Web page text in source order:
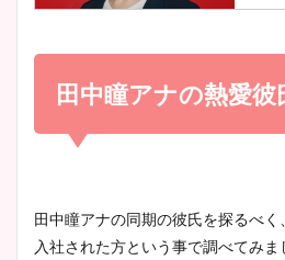
宇
池
小
め
か
清
像
田中瞳アナの熱愛彼
田中瞳アナの同期の彼氏を探るべ
入社された方という事で調べてみま